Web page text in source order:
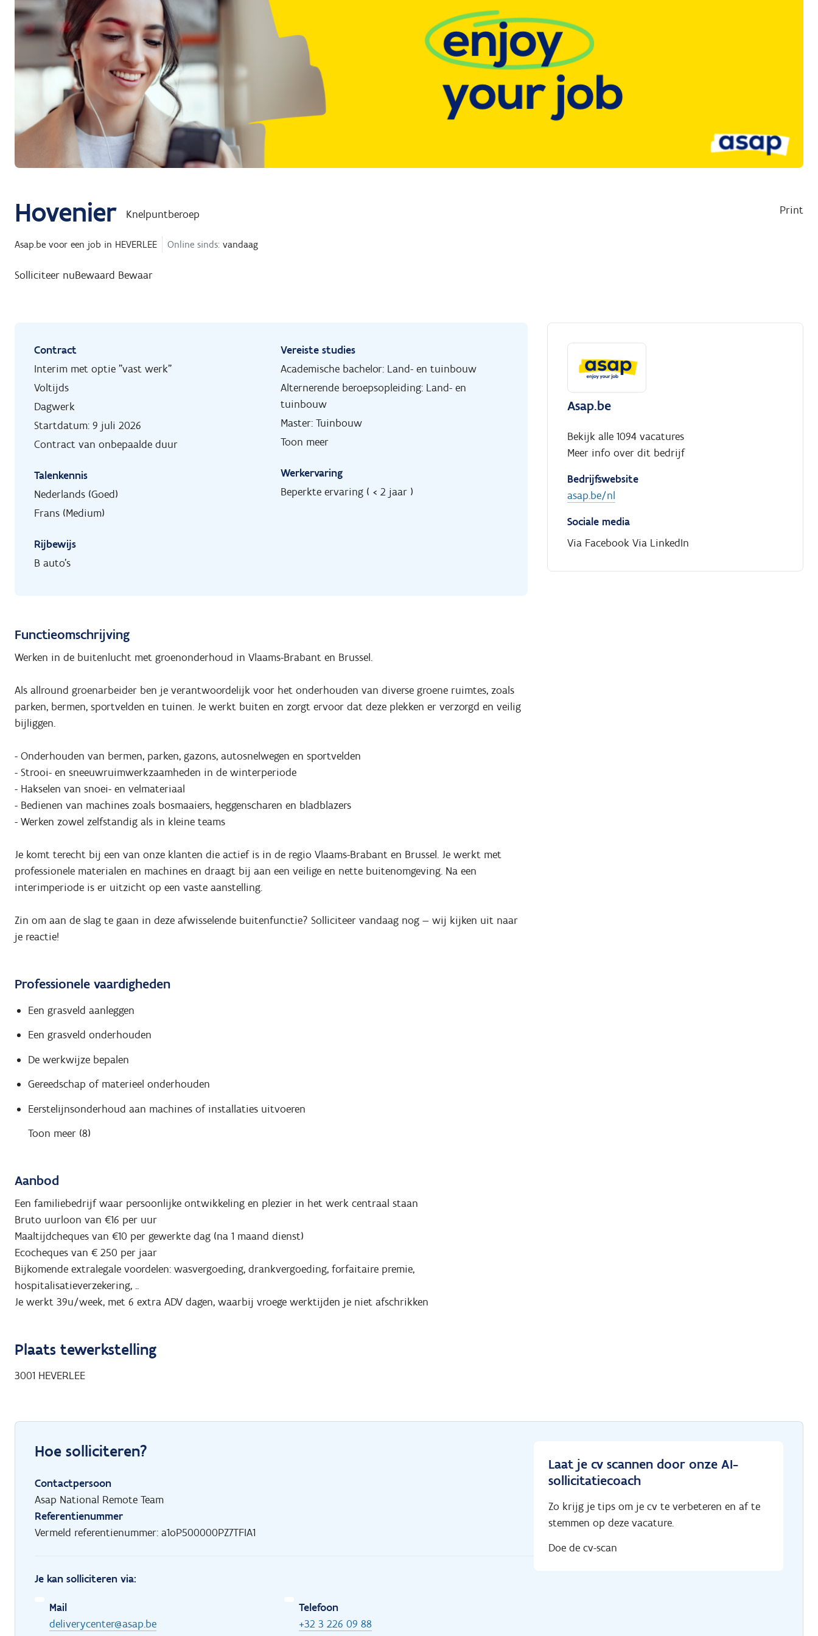
Hovenier Knelpuntberoep Print
Asap.be voor een job in HEVERLEE Online sinds: vandaag
Solliciteer nuBewaard Bewaar
Contract
Interim met optie "vast werk"
Voltijds
Dagwerk
Startdatum: 9 juli 2026
Contract van onbepaalde duur
Talenkennis
Nederlands (Goed)
Frans (Medium)
Rijbewijs
B auto's
Vereiste studies
Academische bachelor: Land- en tuinbouw
Alternerende beroepsopleiding: Land- en
tuinbouw
Master: Tuinbouw
Toon meer
Werkervaring
Beperkte ervaring ( < 2 jaar )
Functieomschrijving
Werken in de buitenlucht met groenonderhoud in Vlaams-Brabant en Brussel.
Als allround groenarbeider ben je verantwoordelijk voor het onderhouden van diverse groene ruimtes, zoals
parken, bermen, sportvelden en tuinen. Je werkt buiten en zorgt ervoor dat deze plekken er verzorgd en veilig
bijliggen.
- Onderhouden van bermen, parken, gazons, autosnelwegen en sportvelden
- Strooi- en sneeuwruimwerkzaamheden in de winterperiode
- Hakselen van snoei- en velmateriaal
- Bedienen van machines zoals bosmaaiers, heggenscharen en bladblazers
- Werken zowel zelfstandig als in kleine teams
Je komt terecht bij een van onze klanten die actief is in de regio Vlaams-Brabant en Brussel. Je werkt met
professionele materialen en machines en draagt bij aan een veilige en nette buitenomgeving. Na een
interimperiode is er uitzicht op een vaste aanstelling.
Zin om aan de slag te gaan in deze afwisselende buitenfunctie? Solliciteer vandaag nog — wij kijken uit naar
je reactie!
Professionele vaardigheden
Een grasveld aanleggen
Een grasveld onderhouden
De werkwijze bepalen
Gereedschap of materieel onderhouden
Eerstelijnsonderhoud aan machines of installaties uitvoeren
Toon meer (8)
Aanbod
Een familiebedrijf waar persoonlijke ontwikkeling en plezier in het werk centraal staan
Bruto uurloon van €16 per uur
Maaltijdcheques van €10 per gewerkte dag (na 1 maand dienst)
Ecocheques van € 250 per jaar
Bijkomende extralegale voordelen: wasvergoeding, drankvergoeding, forfaitaire premie,
hospitalisatieverzekering, ..
Je werkt 39u/week, met 6 extra ADV dagen, waarbij vroege werktijden je niet afschrikken
Plaats tewerkstelling
3001 HEVERLEE
Asap.be
Bekijk alle 1094 vacatures
Meer info over dit bedrijf
Bedrijfswebsite
asap.be/nl
Sociale media
Via Facebook Via LinkedIn
Hoe solliciteren?
Contactpersoon
Asap National Remote Team
Referentienummer
Vermeld referentienummer: a1oP500000PZ7TFIA1
Je kan solliciteren via:
Mail
deliverycenter@asap.be
Telefoon
+32 3 226 09 88
Laat je cv scannen door onze AI-
sollicitatiecoach
Zo krijg je tips om je cv te verbeteren en af te
stemmen op deze vacature.
Doe de cv-scan